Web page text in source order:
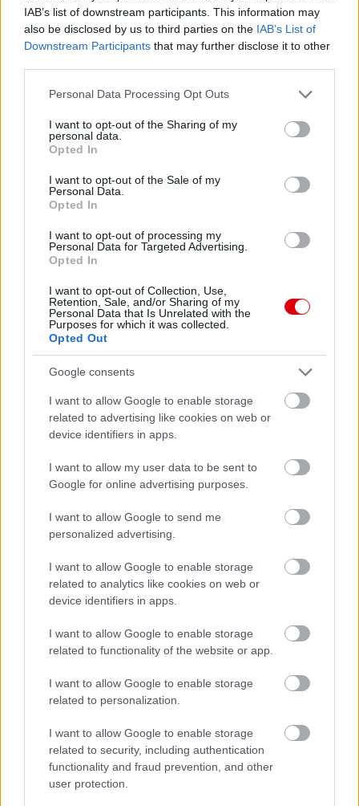
IAB’s list of downstream participants. This information may
also be disclosed by us to third parties on the IAB’s List of
Downstream Participants that may further disclose it to other
Please note that this website/app uses one or more Google
not limited to your visit or usage behaviour. You may click to
grant or deny consent to Google and its third-party tags to
use your data for below specified purposes in below Google
consent section.
Personal Data Processing Opt Outs
I want to opt-out of the Sharing of my
personal data.
Opted In
I want to opt-out of the Sale of my
Personal Data.
Opted In
I want to opt-out of processing my
Personal Data for Targeted Advertising.
Opted In
I want to opt-out of Collection, Use,
Retention, Sale, and/or Sharing of my
Personal Data that Is Unrelated with the
Purposes for which it was collected.
Opted Out
Google consents
I want to allow Google to enable storage
related to advertising like cookies on web or
device identifiers in apps.
I want to allow my user data to be sent to
Google for online advertising purposes.
I want to allow Google to send me
personalized advertising.
I want to allow Google to enable storage
related to analytics like cookies on web or
device identifiers in apps.
I want to allow Google to enable storage
related to functionality of the website or app.
I want to allow Google to enable storage
related to personalization.
I want to allow Google to enable storage
related to security, including authentication
functionality and fraud prevention, and other
user protection.
Meccs Center